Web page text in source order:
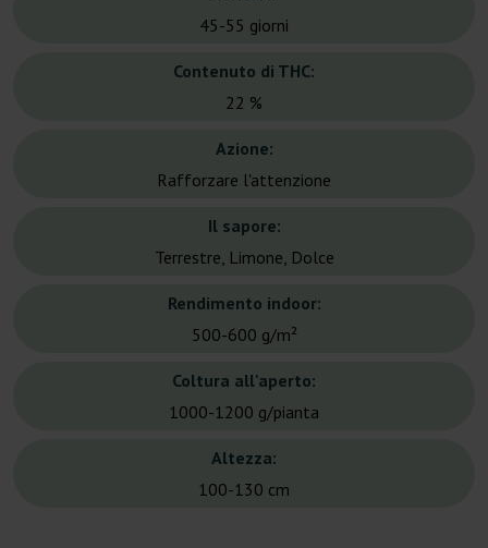
45-55 giorni
Contenuto di THC:
22 %
Azione:
Rafforzare l'attenzione
Il sapore:
Terrestre, Limone, Dolce
Rendimento indoor:
500-600 g/m²
Coltura all'aperto:
1000-1200 g/pianta
Altezza:
100-130 cm